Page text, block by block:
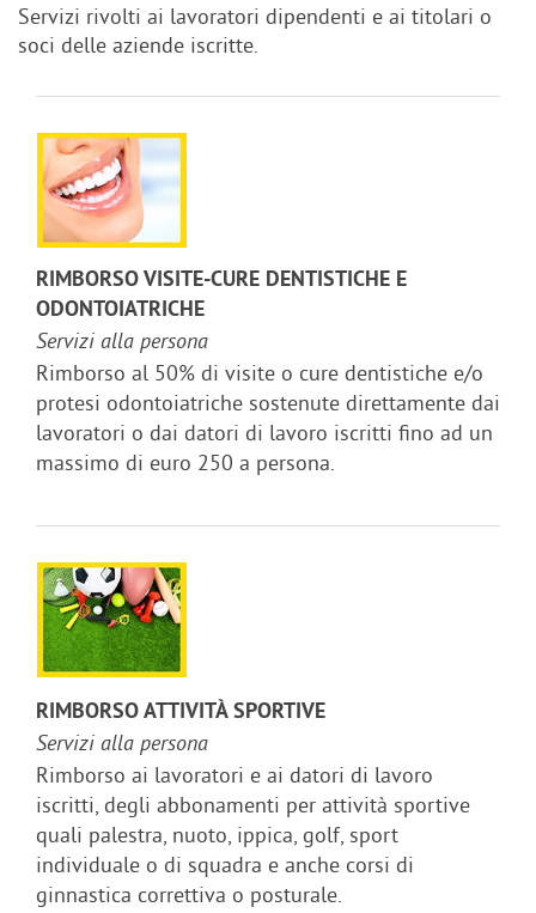
Servizi rivolti ai lavoratori dipendenti e ai titolari o
soci delle aziende iscritte.
RIMBORSO VISITE-CURE DENTISTICHE E
ODONTOIATRICHE
Servizi alla persona
Rimborso al 50% di visite o cure dentistiche e/o
protesi odontoiatriche sostenute direttamente dai
lavoratori o dai datori di lavoro iscritti fino ad un
massimo di euro 250 a persona.
RIMBORSO ATTIVITÀ SPORTIVE
Servizi alla persona
Rimborso ai lavoratori e ai datori di lavoro
iscritti, degli abbonamenti per attività sportive
quali palestra, nuoto, ippica, golf, sport
individuale o di squadra e anche corsi di
ginnastica correttiva o posturale.